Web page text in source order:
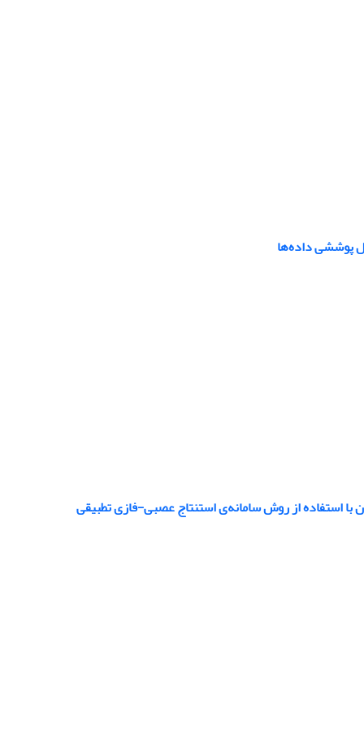
پوششی داده‌ها
استفاده از روش‌ سامانه‌ی استنتاج عصبی-فازی تطبیقی